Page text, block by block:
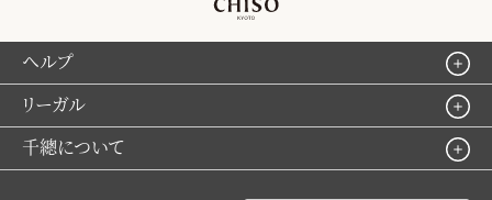
ヘルプ
リーガル
千總について